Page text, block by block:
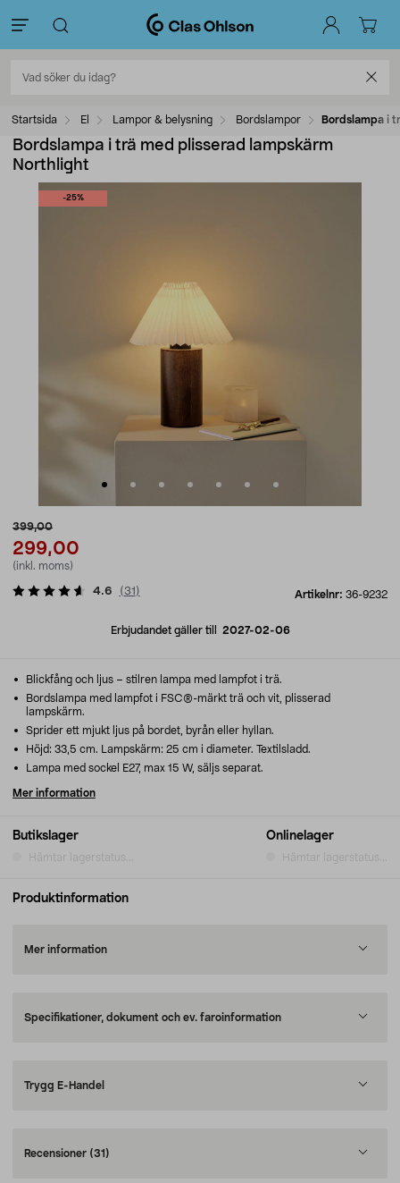
Startsida El Lampor & belysning Bordslampor Bordslampa i
Bordslampa i trä med plisserad lampskärm
Northlight
-25%
399,00
299,00
(inkl. moms)
Artikelnr: 36-9232
4.6 (31 )
Erbjudandet gäller till 2027-02-06
Butikslager
Hämtar lagerstatus...
Onlinelager
Hämtar lagerstatus...
Blickfång och ljus – stilren lampa med lampfot i trä.
Bordslampa med lampfot i FSC®-märkt trä och vit, plisserad
lampskärm.
Sprider ett mjukt ljus på bordet, byrån eller hyllan.
Höjd: 33,5 cm. Lampskärm: 25 cm i diameter. Textilsladd.
Lampa med sockel E27, max 15 W, säljs separat.
Mer information
Produktinformation
Mer information
Specifikationer, dokument och ev. faroinformation
Trygg E-Handel
Recensioner (31)